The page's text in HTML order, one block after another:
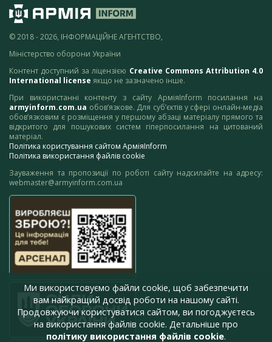
© 2018 - 2026, ІНФОРМАЦІЙНЕ АГЕНТСТВО,
Міністерство оборони України
Контент доступний за ліцензією Creative Commons Attribution 4.0
International license якщо не зазначено інше.
При використанні контенту з сайту АрміяInform посилання на
armyinform.com.ua обов’язкове. Для суб’єктів у сфері онлайн-медіа
обов’язковим є розміщення у першому абзаці матеріалу прямого та
відкритого для пошукових систем гіперпосилання на цитований
матеріал.
Політика користування сайтом АрміяInform
Політика використання файлів cookie
Зауваження та пропозиції по роботі сайту надсилайте на адресу:
webmaster@armyinform.com.ua
Ми використовуємо файли cookie, щоб забезпечити
вам найкращий досвід роботи на нашому сайті.
Продовжуючи користуватися сайтом, ви погоджуєтесь
на використання файлів cookie. Детальніше про
політику використання файлів cookie.